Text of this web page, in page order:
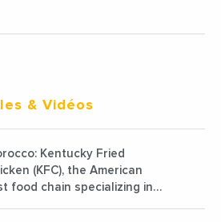
& Vidéos
Kentucky Fried
(KFC), the American
food chain specializing in